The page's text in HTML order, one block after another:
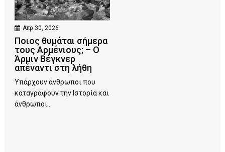
Απρ 30, 2026
Ποιος θυμάται σήμερα
τους Αρμένιους; – Ο
Άρμιν Βέγκνερ
απέναντι στη λήθη
Υπάρχουν άνθρωποι που
καταγράφουν την Ιστορία και
άνθρωποι...